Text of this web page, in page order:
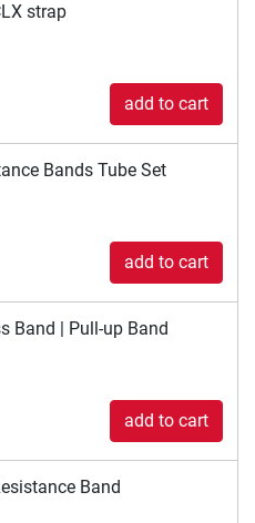
strap
add to cart
Bands Tube Set
add to cart
Band | Pull-up Band
add to cart
Band